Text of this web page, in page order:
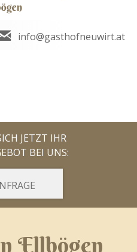
info@gasthofneuwirt.at
JETZT IHR
BEI UNS:
Ellbögen